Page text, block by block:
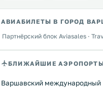
АВИАБИЛЕТЫ В ГОРОД
Партнёрский блок Aviasales ·
БЛИЖАЙШИЕ
Варшавский международный